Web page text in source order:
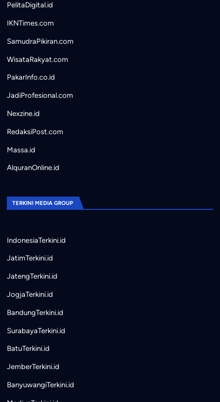
PelitaDigital.id
IKNTimes.com
SamudraPikiran.com
WisataRakyat.com
PakarInfo.co.id
JadiProfesional.com
Nexzine.id
RedaksiPost.com
Massa.id
AlquranOnline.id
TERKINI MEDIA GROUP
IndonesiaTerkini.id
JatimTerkini.id
JatengTerkini.id
JogjaTerkini.id
BandungTerkini.id
SurabayaTerkini.id
BatuTerkini.id
JemberTerkini.id
BanyuwangiTerkini.id